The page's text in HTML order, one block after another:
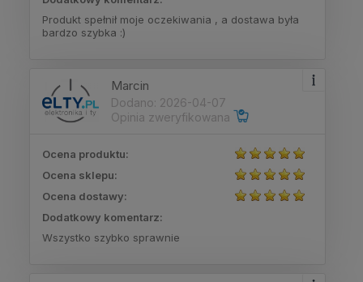
Produkt spełnił moje oczekiwania , a dostawa była
bardzo szybka :)
Marcin
Dodano: 2026-04-07
Opinia zweryfikowana
Ocena produktu:
Ocena sklepu:
Ocena dostawy:
Dodatkowy komentarz:
Wszystko szybko sprawnie